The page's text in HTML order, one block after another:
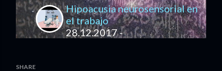
Hipoacusia neurosensorial en
el trabajo
28.12.2017 -
SHARE